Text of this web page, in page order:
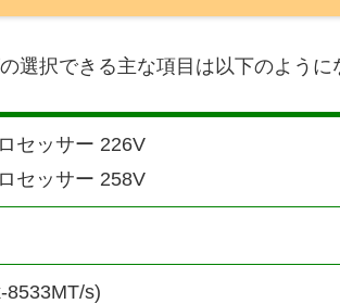
選択できる主な項目は以下のように
セッサー 226V
セッサー 258V
8533MT/s)